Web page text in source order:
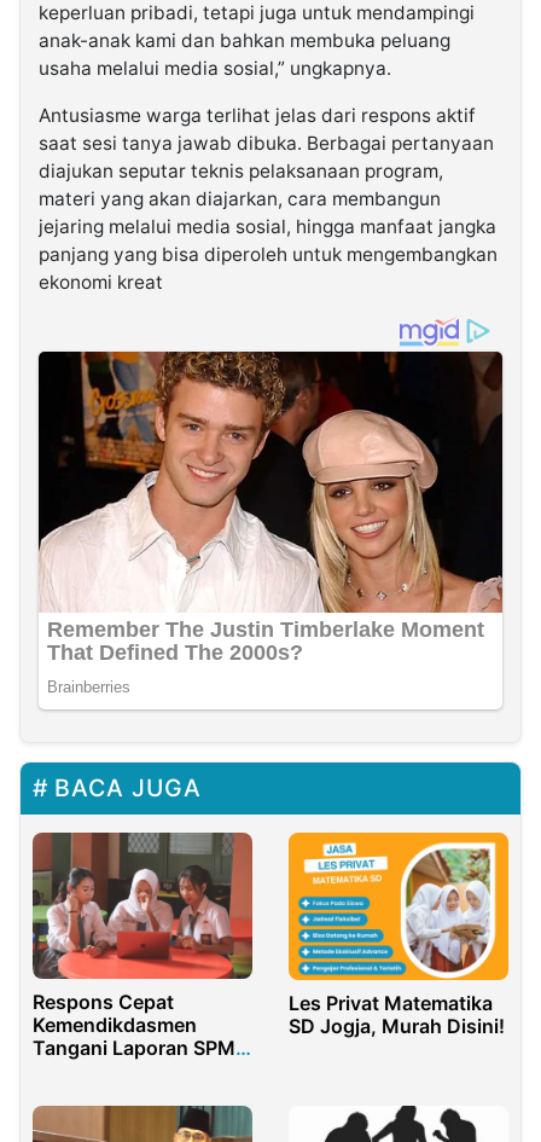
keperluan pribadi, tetapi juga untuk mendampingi
anak-anak kami dan bahkan membuka peluang
usaha melalui media sosial,” ungkapnya.
Antusiasme warga terlihat jelas dari respons aktif
saat sesi tanya jawab dibuka. Berbagai pertanyaan
diajukan seputar teknis pelaksanaan program,
materi yang akan diajarkan, cara membangun
jejaring melalui media sosial, hingga manfaat jangka
panjang yang bisa diperoleh untuk mengembangkan
ekonomi kreat
BACA JUGA
Respons Cepat
Kemendikdasmen
Tangani Laporan SPMB
Les Privat Matematika
SD Jogja, Murah Disini!